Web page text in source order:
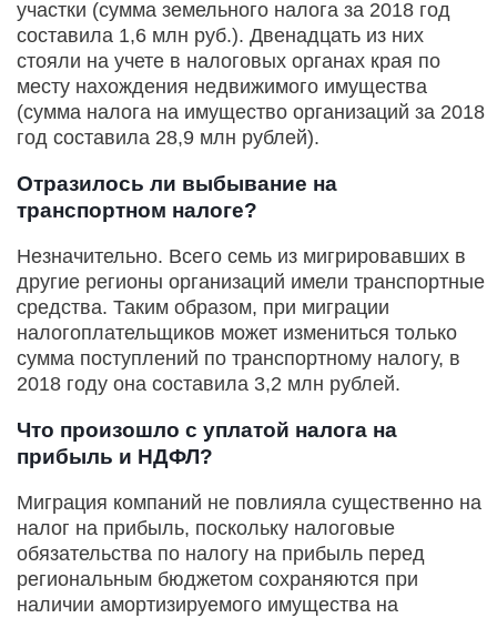
участки (сумма земельного налога за 2018 год
составила 1,6 млн руб.). Двенадцать из них
стояли на учете в налоговых органах края по
месту нахождения недвижимого имущества
(сумма налога на имущество организаций за 2018
год составила 28,9 млн рублей).
Отразилось ли выбывание на
транспортном налоге?
Незначительно. Всего семь из мигрировавших в
другие регионы организаций имели транспортные
средства. Таким образом, при миграции
налогоплательщиков может измениться только
сумма поступлений по транспортному налогу, в
2018 году она составила 3,2 млн рублей.
Что произошло с уплатой налога на
прибыль и НДФЛ?
Миграция компаний не повлияла существенно на
налог на прибыль, поскольку налоговые
обязательства по налогу на прибыль перед
региональным бюджетом сохраняются при
наличии амортизируемого имущества на